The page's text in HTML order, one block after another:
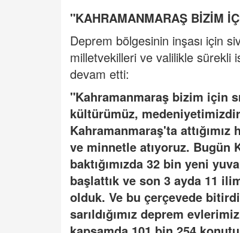
"KAHRAMANMARAŞ BİZİM
Deprem bölgesinin inşası için
milletvekilleri ve valilikle sürekli
devam etti:
"Kahramanmaraş bizim için
kültürümüz,
Kahramanmaraş'ta
ve minnetle atıyoruz. Bugün
baktığımızda 32 bin yeni
başlattık ve son 3 ayda 11
olduk. Ve bu çerçevede
sarıldığımız deprem